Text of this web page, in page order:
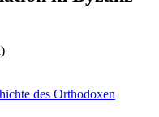
des Orthodoxen